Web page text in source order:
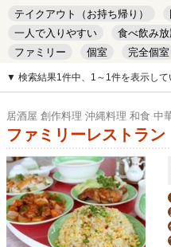
テイクアウト（お持ち帰り）
一人で入りやすい
食べ飲み放
ファミリー
個室 完全個室
キッズルーム
安い デート
▼ 検索結果1件中、1～1件を表示して
居酒屋 創作料理 沖縄料理 和食 中
ファミリーレストラ